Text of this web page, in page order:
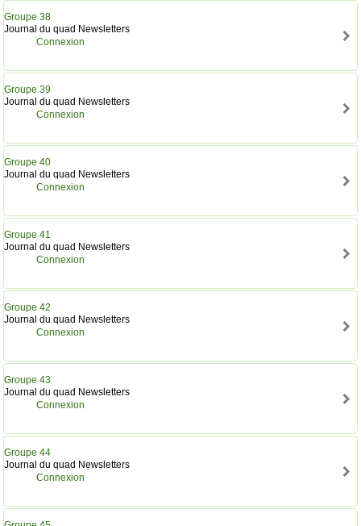
Groupe 38
Journal du quad Newsletters
Connexion
Groupe 39
Journal du quad Newsletters
Connexion
Groupe 40
Journal du quad Newsletters
Connexion
Groupe 41
Journal du quad Newsletters
Connexion
Groupe 42
Journal du quad Newsletters
Connexion
Groupe 43
Journal du quad Newsletters
Connexion
Groupe 44
Journal du quad Newsletters
Connexion